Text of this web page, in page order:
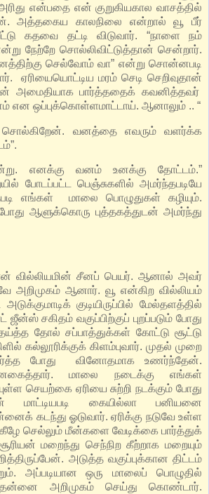
என்பதை என் குறுகியகால வாசத்தில்
அத்தகைய காலநிலை என்றால் வூ பீர்
கதவை தட்டி விடுவார். “நாளை நம்
நேற்றே சொல்லிவிட்டுத்தான் சென்றார்.
செல்வோம் வா” என்று சொன்னபடி
ஏரியையொட்டிய மரம் செடி செறிவுதான்
அமைதியாக பார்த்ததைக் கவனித்தவர்
என ஒப்புக்கொள்ளமாட்டாய். ஆனாலும் .. “
சொல்கிறேன். வனத்தை எவரும் வளர்க்க
எனக்கு வனம் உனக்கு தோட்டம்.”
போடப்பட்ட பெஞ்சுகளில் அமர்ந்தபடியே
எங்கள் மாலை பொழுதுகள் கழியும்.
போது ஆளுக்கொரு புத்தகத்துடன் அமர்ந்து
வில்லியமின் சீனப் பெயர். ஆனால் அவர்
அறிமுகம் ஆனார். வூ என்கிற வில்லியம்
குடியிருப்பில் மேல்தளத்தில்
ஜீன்ஸ் சகிதம் வகுப்பிற்குப் புறப்படும் போது
தோல் சப்பாத்துக்கள் கோட்டு சூட்டு
கல்லூரிக்குக் கிளம்புவார். முதல் முறை
போது வினோதமாக உணர்ந்தேன்.
மாலை நடைக்கு எங்கள்
செயற்கை ஏரியை சுற்றி நடக்கும் போது
மாட்டியபடி கையில்லா பனியனை
கடந்து ஓடுவார். ஏரிக்கு நடுவே உள்ள
கீழே செல்லும் மீன்களை வேடிக்கை பார்த்துக்
மறைந்து செந்நிற கீற்றாக மறையும்
அடுத்த வகுப்புக்கான திட்டம்
அப்படியான ஒரு மாலைப் பொழுதில்
அறிமுகம் செய்து கொண்டார்.